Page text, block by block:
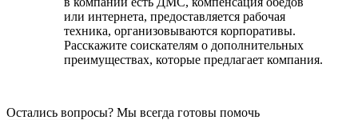
или интернета, предоставляется рабочая
техника, организовываются корпоративы.
Расскажите соискателям о дополнительных
преимуществах, которые предлагает компания.
Остались вопросы? Мы всегда готовы помочь